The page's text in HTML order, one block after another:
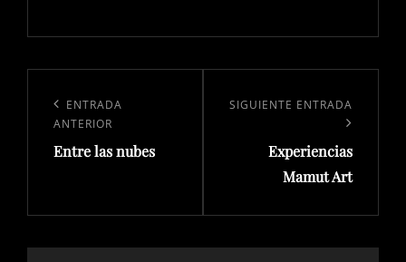
entradas
Entrada
ENTRADA
ANTERIOR
Entre las nubes
Siguiente
SIGUIENTE ENTRADA
Experiencias
Mamut Art